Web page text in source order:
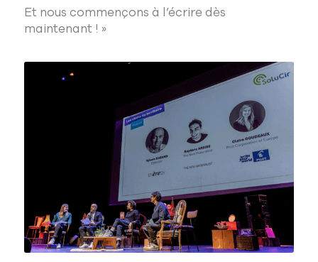
Et nous commençons à l’écrire dès
maintenant ! »